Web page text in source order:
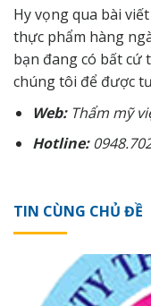
Hy vọng qua bài
thực phẩm hàng
bạn đang có bất cứ
chúng tôi để được
Web: Thẩm mỹ
Hotline:
TIN CÙNG CHỦ ĐỀ